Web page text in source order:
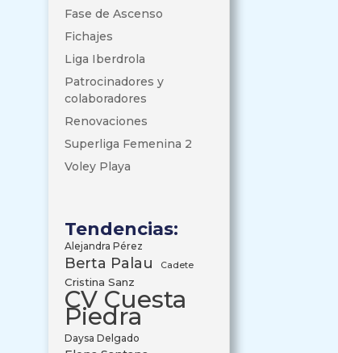
Fase de Ascenso
Fichajes
Liga Iberdrola
Patrocinadores y
colaboradores
Renovaciones
Superliga Femenina 2
Voley Playa
Tendencias:
Alejandra Pérez
Berta Palau Cadete
Cristina Sanz
CV Cuesta
Piedra
Daysa Delgado